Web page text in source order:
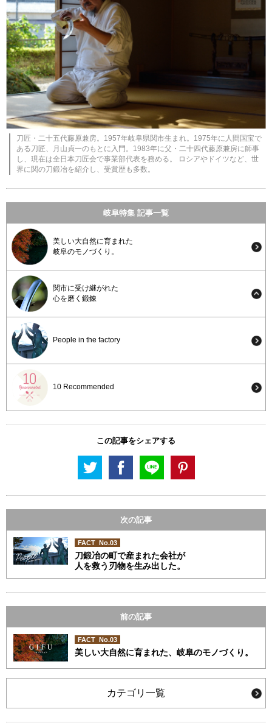
刀匠・二十五代藤原兼房。1957年岐阜県関市生まれ。1975年に人間国宝で
ある刀匠、月山貞一のもとに入門。1983年に父・二十四代藤原兼房に師事
し、現在は全日本刀匠会で事業部代表を務める。 ロシアやドイツなど、世
界に関の刀鍛冶を紹介し、受賞歴も多数。
岐阜特集 記事一覧
美しい大自然に育まれた
岐阜のモノづくり。
関市に受け継がれた
心を磨く鍛錬
People in the factory
10 Recommended
この記事をシェアする
次の記事
FACT No.03
刀鍛冶の町で産まれた会社が
人を救う刃物を生み出した。
前の記事
FACT No.03
美しい大自然に育まれた、岐阜のモノづくり。
カテゴリ一覧